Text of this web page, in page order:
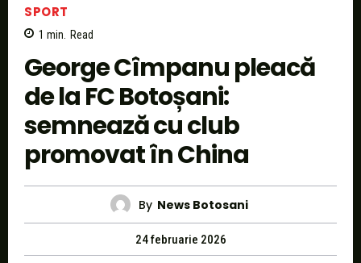
SPORT
1 min. Read
George Cîmpanu pleacă
de la FC Botoșani:
semnează cu club
promovat în China
By News Botosani
24 februarie 2026